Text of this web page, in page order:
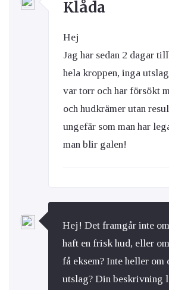
Klåda
Hej
Jag har sedan 2 dagar
hela kroppen, inga
var torr och har försökt
och hudkrämer utan
ungefär som man har
man blir galen!
Hej! Det framgår inte
haft en frisk hud, eller
få eksem? Inte heller om
utslag? Din beskrivning